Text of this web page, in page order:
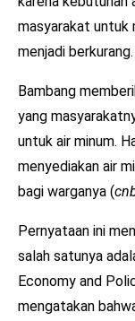
masyarakat untuk
menjadi berkurang.
Bambang
yang
untuk air minum.
menyediakan air
bagi warganya (
Pernyataan ini
salah satunya
Economy and
mengatakan